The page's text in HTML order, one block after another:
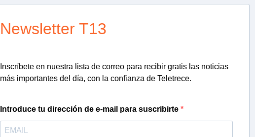
Newsletter T13
Inscríbete en nuestra lista de correo para recibir gratis las noticias
más importantes del día, con la confianza de Teletrece.
Introduce tu dirección de e-mail para suscribirte